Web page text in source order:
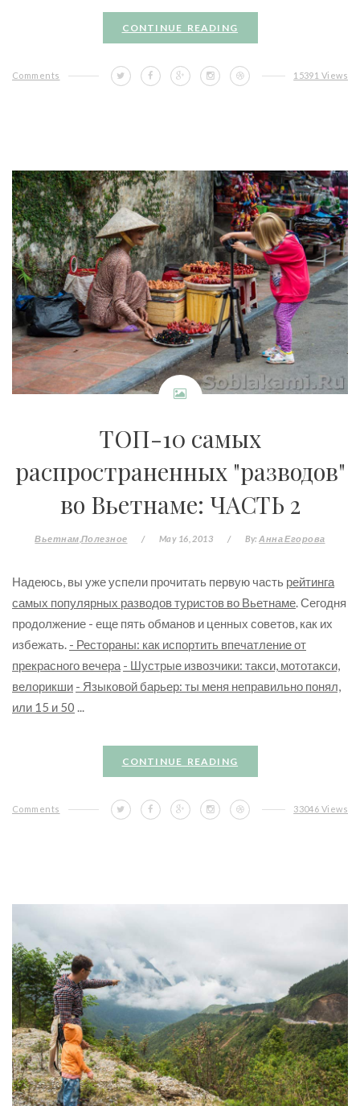
CONTINUE READING
Comments 15391 Views
ТОП-10 самых
распространенных "разводов"
во Вьетнаме: ЧАСТЬ 2
Вьетнам Полезное / May 16, 2013 / By:Анна Егорова
Надеюсь, вы уже успели прочитать первую часть рейтинга
самых популярных разводов туристов во Вьетнаме. Сегодня
продолжение - еще пять обманов и ценных советов, как их
избежать. - Рестораны: как испортить впечатление от
прекрасного вечера - Шустрые извозчики: такси, мототакси,
велорикши - Языковой барьер: ты меня неправильно понял,
или 15 и 50 ...
CONTINUE READING
Comments 33046 Views